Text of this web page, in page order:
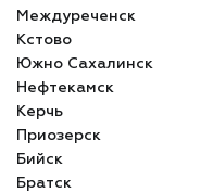
Междуреченск
Кстово
Южно Сахалинск
Нефтекамск
Керчь
Приозерск
Бийск
Братск